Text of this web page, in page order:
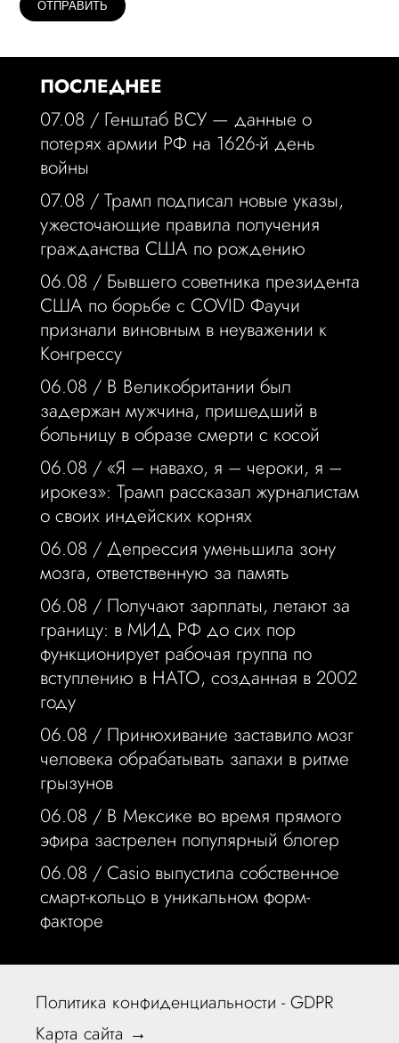
ПОСЛЕДНЕЕ
07.08 / Генштаб ВСУ — данные о
потерях армии РФ на 1626-й день
войны
07.08 / Трамп подписал новые указы,
ужесточающие правила получения
гражданства США по рождению
06.08 / Бывшего советника президента
США по борьбе с COVID Фаучи
признали виновным в неуважении к
Конгрессу
06.08 / В Великобритании был
задержан мужчина, пришедший в
больницу в образе смерти с косой
06.08 / «Я – навахо, я – чероки, я –
ирокез»: Трамп рассказал журналистам
о своих индейских корнях
06.08 / Депрессия уменьшила зону
мозга, ответственную за память
06.08 / Получают зарплаты, летают за
границу: в МИД РФ до сих пор
функционирует рабочая группа по
вступлению в НАТО, созданная в 2002
году
06.08 / Принюхивание заставило мозг
человека обрабатывать запахи в ритме
грызунов
06.08 / В Мексике во время прямого
эфира застрелен популярный блогер
06.08 / Casio выпустила собственное
смарт-кольцо в уникальном форм-
факторе
Политика конфиденциальности - GDPR
Карта сайта →